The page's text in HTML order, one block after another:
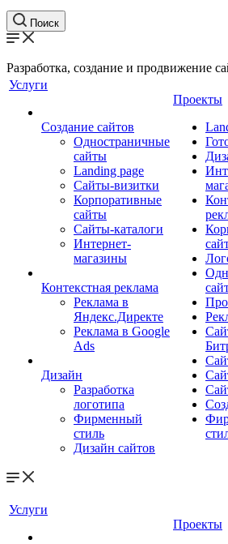
Поиск
Разработка, создание и продвижение
Услуги
Создание сайтов
Одностраничные
сайты
Landing page
Сайты-визитки
Корпоративные
сайты
Сайты-каталоги
Интернет-
магазины
Контекстная реклама
Реклама в
Яндекс.Директе
Реклама в Google
Ads
Дизайн
Разработка
логотипа
Фирменный
стиль
Дизайн сайтов
Проекты
Услуги
Проекты